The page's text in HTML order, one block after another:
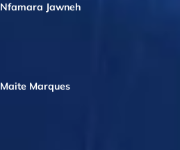
Nfamara Jawneh
Maite Marques